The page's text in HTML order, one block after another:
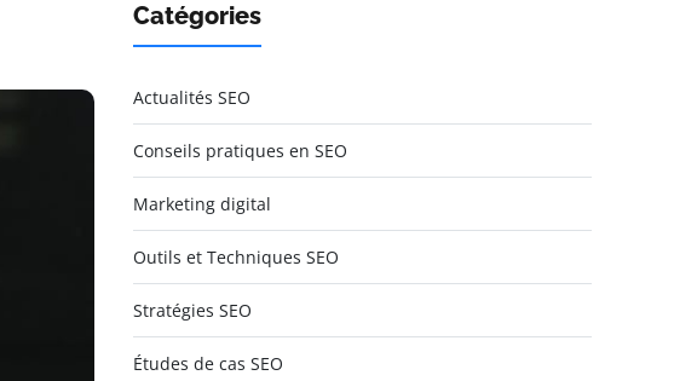
Catégories
Actualités SEO
Conseils pratiques en SEO
Marketing digital
Outils et Techniques SEO
Stratégies SEO
Études de cas SEO